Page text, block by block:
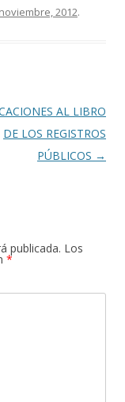
2012.
AL LIBRO
DE LOS REGISTROS
PÚBLICOS →
publicada. Los
*